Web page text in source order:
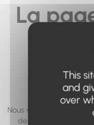
La
vous
Nous vous invitons à
de page, ou à utiliser
This
and
over